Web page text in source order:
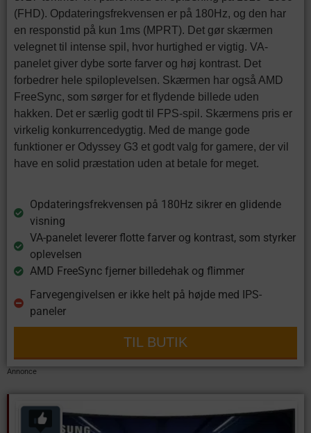
(FHD). Opdateringsfrekvensen er på 180Hz, og den har
en responstid på kun 1ms (MPRT). Det gør skærmen
velegnet til intense spil, hvor hurtighed er vigtig. VA-
panelet giver dybe sorte farver og høj kontrast. Det
forbedrer hele spiloplevelsen. Skærmen har også AMD
FreeSync, som sørger for et flydende billede uden
hakken. Det er særlig godt til FPS-spil. Skærmens pris er
virkelig konkurrencedygtig. Med de mange gode
funktioner er Odyssey G3 et godt valg for gamere, der vil
have en solid præstation uden at betale for meget.
Opdateringsfrekvensen på 180Hz sikrer en glidende
visning
VA-panelet leverer flotte farver og kontrast, som styrker
oplevelsen
AMD FreeSync fjerner billedehak og flimmer
Farvegengivelsen er ikke helt på højde med IPS-
paneler
TIL BUTIK
Annonce